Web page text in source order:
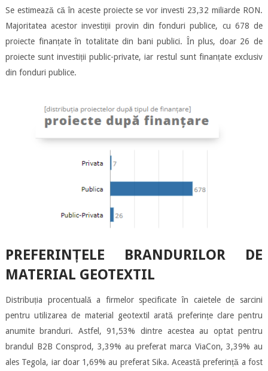
Se estimează că în aceste proiecte se vor investi 23,32 miliarde RON.
Majoritatea acestor investiții provin din fonduri publice, cu 678 de
proiecte finanțate în totalitate din bani publici. În plus, doar 26 de
proiecte sunt investiții public-private, iar restul sunt finanțate exclusiv
din fonduri publice.
PREFERINȚELE BRANDURILOR DE
MATERIAL GEOTEXTIL
Distribuția procentuală a firmelor specificate în caietele de sarcini
pentru utilizarea de material geotextil arată preferințe clare pentru
anumite branduri. Astfel, 91,53% dintre acestea au optat pentru
brandul B2B Consprod, 3,39% au preferat marca ViaCon, 3,39% au
ales Tegola, iar doar 1,69% au preferat Sika. Această preferință a fost